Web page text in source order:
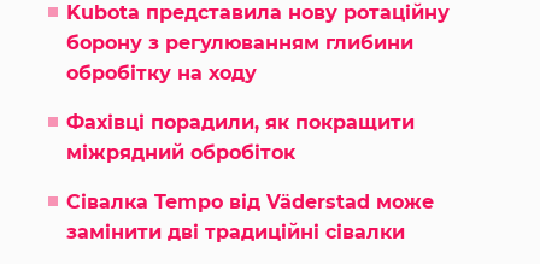
Kubota представила нову ротаційну
борону з регулюванням глибини
обробітку на ходу
Фахівці порадили, як покращити
міжрядний обробіток
Сівалка Tempo від Väderstad може
замінити дві традиційні сівалки